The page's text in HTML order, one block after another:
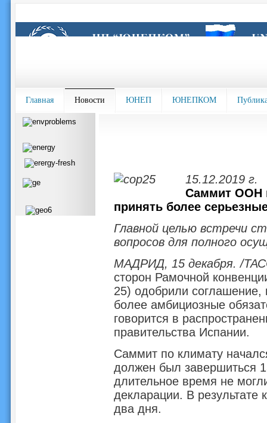
Главная Новости ЮНЕП ЮНЕПКОМ
15.12.2019 г.
Саммит ООН
принять более
Главной целью встречи
вопросов для полного
МАДРИД, 15 декабря. /
сторон Рамочной
25) одобрили соглашение,
более амбициозные
говорится в
правительства Испании.
Саммит по климату
должен был завершиться
длительное время не
декларации. В
два дня.